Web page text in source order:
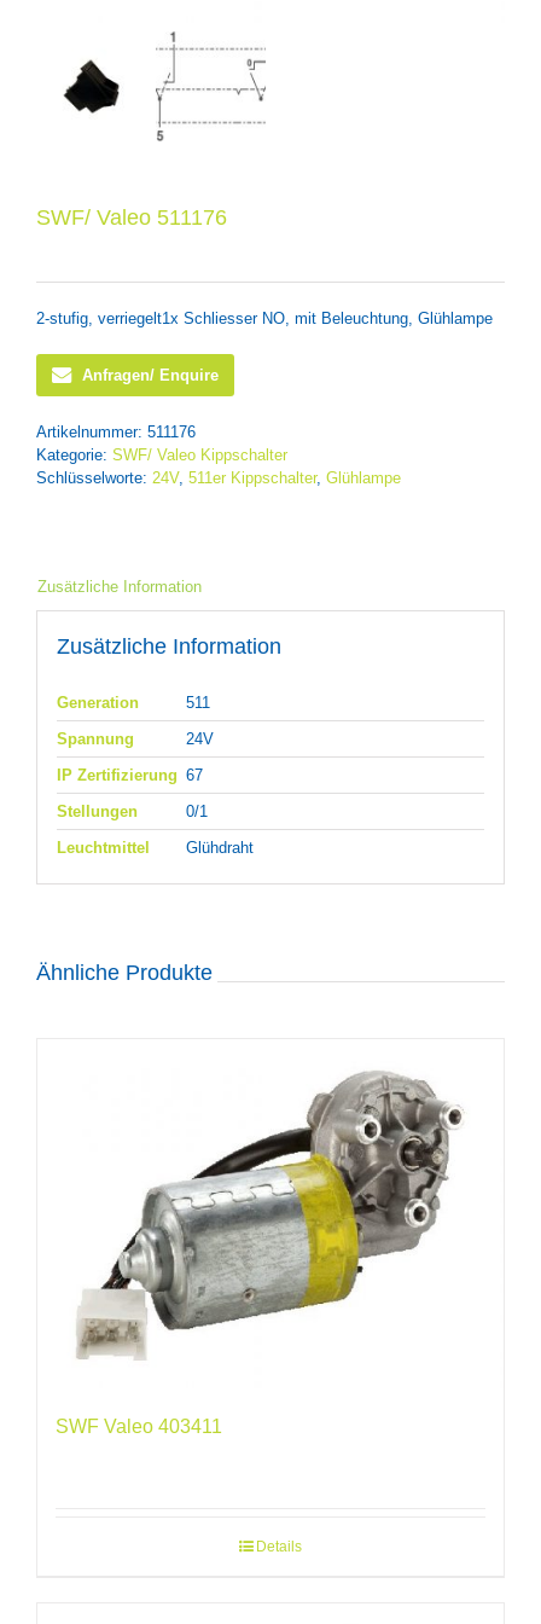
SWF/ Valeo 511176
2-stufig, verriegelt1x Schliesser NO, mit Beleuchtung, Glühlampe
Anfragen/ Enquire
Artikelnummer: 511176
Kategorie: SWF/ Valeo Kippschalter
Schlüsselworte: 24V, 511er Kippschalter, Glühlampe
Zusätzliche Information
Zusätzliche Information
Generation
511
Spannung
24V
IP Zertifizierung 67
Stellungen
0/1
Leuchtmittel
Glühdraht
Ähnliche Produkte
SWF Valeo 403411
Details